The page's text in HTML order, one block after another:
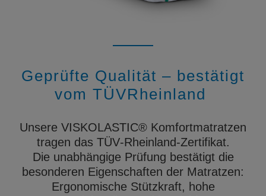
Geprüfte Qualität – bestätigt
vom TÜVRheinland
Unsere VISKOLASTIC® Komfortmatratzen
tragen das TÜV‑Rheinland‑Zertifikat.
Die unabhängige Prüfung bestätigt die
besonderen Eigenschaften der Matratzen:
Ergonomische Stützkraft, hohe